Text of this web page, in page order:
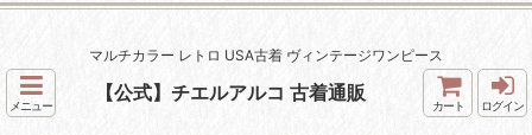
マルチカラー レトロ USA古着 ヴィンテージワンピース
メニュー
【公式】チエルアルコ 古着通販
カート ログイン